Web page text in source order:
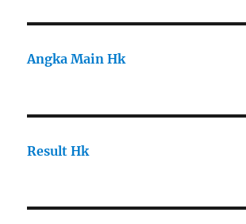
Angka Main Hk
Result Hk